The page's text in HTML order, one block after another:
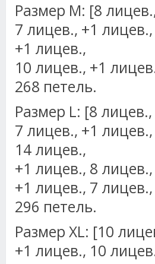
Размер М: [8
7 лицев., +1
+1 лицев.,
10 лицев., +1
268 петель.
Размер L: [8
7 лицев., +1
14 лицев.,
+1 лицев., 8
+1 лицев., 7
296 петель.
Размер XL: [10
+1 лицев., 10